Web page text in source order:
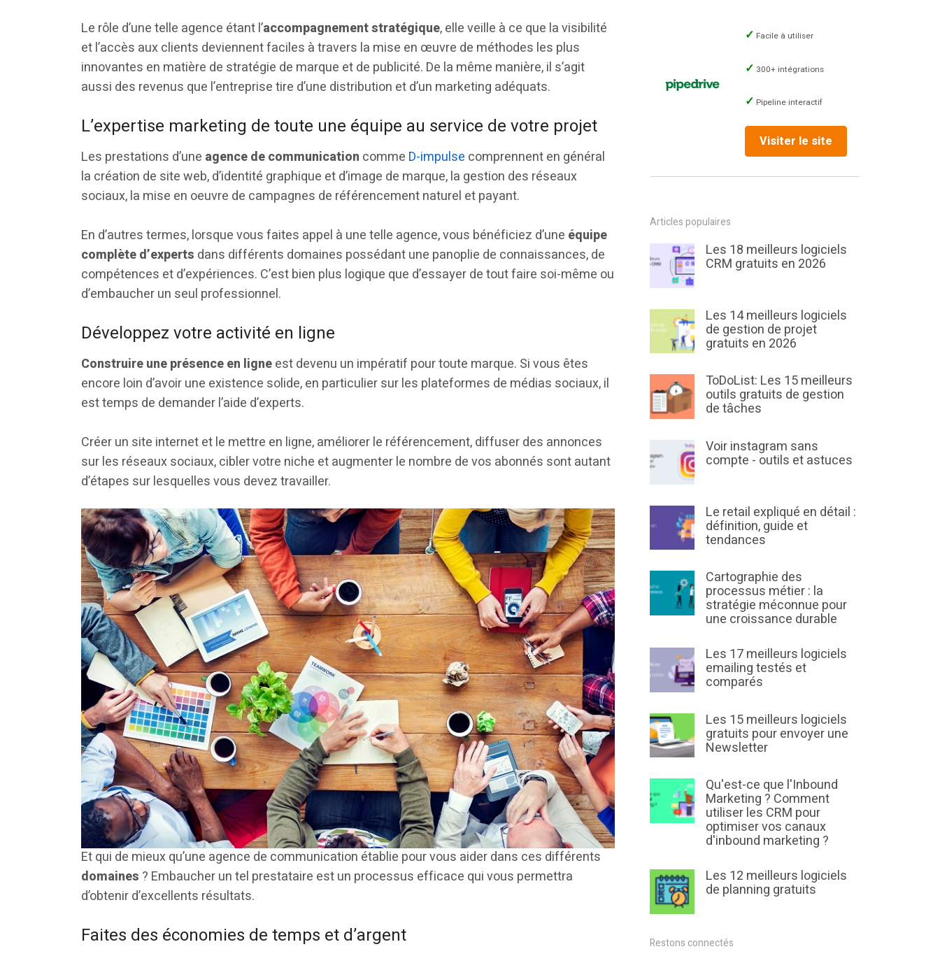
Le rôle d’une telle agence étant l’accompagnement stratégique, elle veille à ce que la visibilité
et l’accès aux clients deviennent faciles à travers la mise en œuvre de méthodes les plus
innovantes en matière de stratégie de marque et de publicité. De la même manière, il s’agit
aussi des revenus que l’entreprise tire d’une distribution et d’un marketing adéquats.
L’expertise marketing de toute une équipe au service de votre projet
Les prestations d’une agence de communication comme D-impulse comprennent en général
la création de site web, d’identité graphique et d’image de marque, la gestion des réseaux
sociaux, la mise en oeuvre de campagnes de référencement naturel et payant.
En d’autres termes, lorsque vous faites appel à une telle agence, vous bénéficiez d’une équipe
complète d’experts dans différents domaines possédant une panoplie de connaissances, de
compétences et d’expériences. C’est bien plus logique que d’essayer de tout faire soi-même ou
d’embaucher un seul professionnel.
Développez votre activité en ligne
Construire une présence en ligneest devenu un impératif pour toute marque. Si vous êtes
encore loin d’avoir une existence solide, en particulier sur les plateformes de médias sociaux, il
est temps de demander l’aide d’experts.
Créer un site internet et le mettre en ligne, améliorer le référencement, diffuser des annonces
sur les réseaux sociaux, cibler votre niche et augmenter le nombre de vos abonnés sont autant
d’étapes sur lesquelles vous devez travailler.
Et qui de mieux qu’une agence de communication établie pour vous aider dans ces différents
domaines ? Embaucher un tel prestataire est un processus efficace qui vous permettra
d’obtenir d’excellents résultats.
Faites des économies de temps et d’argent
Facile à utiliser
300+ intégrations
Pipeline interactif
Visiter le site
Articles populaires
Les 18 meilleurs logiciels
CRM gratuits en 2026
Les 14 meilleurs logiciels
de gestion de projet
gratuits en 2026
ToDoList: Les 15 meilleurs
outils gratuits de gestion
de tâches
Voir instagram sans
compte - outils et astuces
Le retail expliqué en détail :
définition, guide et
tendances
Cartographie des
processus métier : la
stratégie méconnue pour
une croissance durable
Les 17 meilleurs logiciels
emailing testés et
comparés
Les 15 meilleurs logiciels
gratuits pour envoyer une
Newsletter
Qu'est-ce que l'Inbound
Marketing ? Comment
utiliser les CRM pour
optimiser vos canaux
d'inbound marketing ?
Les 12 meilleurs logiciels
de planning gratuits
Restons connectés